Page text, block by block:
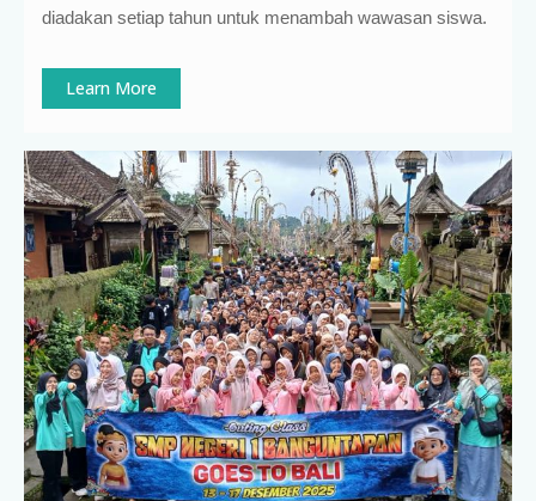
diadakan setiap tahun untuk menambah wawasan siswa.
Learn More